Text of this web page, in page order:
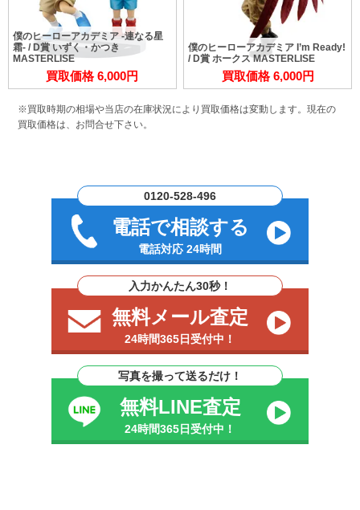
僕のヒーローアカデミア -連なる星
霜- / D賞 いずく・かつき
MASTERLISE
買取価格 6,000円
僕のヒーローアカデミア I’m Ready!
/ D賞 ホークス MASTERLISE
買取価格 6,000円
※買取時期の相場や当店の在庫状況により買取価格は変動します。 現在の
買取価格は、お問合せ下さい。
0120-528-496
電話で相談する
電話対応 24時間
入力かんたん30秒！
無料メール査定
24時間365日受付中！
写真を撮って送るだけ！
無料LINE査定
24時間365日受付中！